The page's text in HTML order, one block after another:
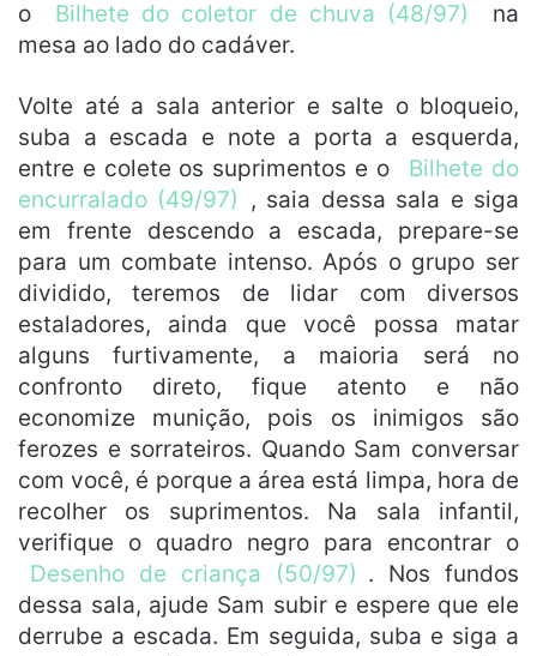
o Bilhete do coletor de chuva (48/97)
na
mesa ao lado do cadáver.
Volte até a sala anterior e salte o bloqueio,
suba a escada e note a porta a esquerda,
entre e colete os suprimentos e o
Bilhete do
encurralado (49/97)
, saia dessa sala e siga
em frente descendo a escada, prepare-se
para um combate intenso. Após o grupo ser
dividido, teremos de lidar com diversos
estaladores, ainda que você possa matar
alguns furtivamente, a maioria será no
confronto direto, fique atento e não
economize munição, pois os inimigos são
ferozes e sorrateiros. Quando Sam conversar
com você, é porque a área está limpa, hora de
recolher os suprimentos. Na sala infantil,
verifique o quadro negro para encontrar o
Desenho de criança (50/97) . Nos fundos
dessa sala, ajude Sam subir e espere que ele
derrube a escada. Em seguida, suba e siga a